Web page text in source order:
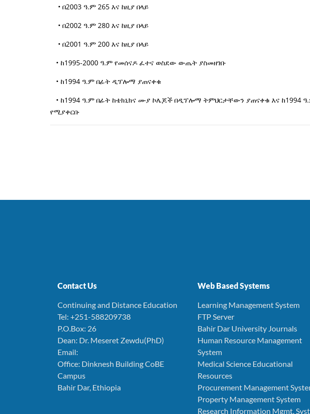
• በ2003 ዓ.ም 265 እና ከዚያ በላይ
• በ2002 ዓ.ም 280 እና ከዚያ በላይ
• በ2001 ዓ.ም 200 እና ከዚያ በላይ
• ከ1995-2000 ዓ.ም የመሰናዶ ፈተና ወስደው ውጤት ያስመዘገቡ
• ከ1994 ዓ.ም በፊት ዲፕሎማ ያጠናቀቁ
• ከ1994 ዓ.ም በፊት ከቴክኒክና ሙያ ኮሌጆች በዲፕሎማ ትምህርታቸውን ያጠናቀቁ እና
የሚያቀርቡ
Contact Us
Continuing and Distance Education
Tel: +251-588209738
P.O.Box: 26
Dean: Dr. Meseret Zewdu(PhD)
Email:
Office: Dinknesh Building CoBE
Campus
Bahir Dar, Ethiopia
Web Based Systems
Learning Management System
FTP Server
Bahir Dar University Journals
Human Resource Management
System
Medical Science Educational
Resources
Procurement Management
Property Management System
Research Information Mgmt.